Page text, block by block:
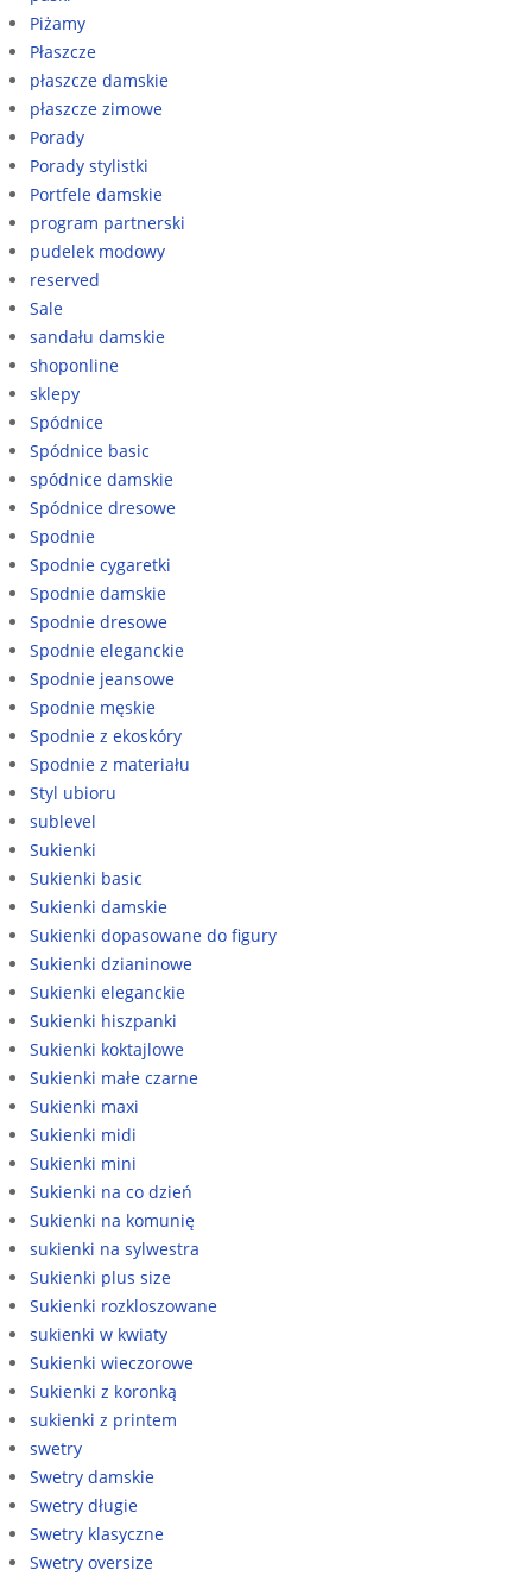
Piżamy
Płaszcze
płaszcze damskie
płaszcze zimowe
Porady
Porady stylistki
Portfele damskie
program partnerski
pudelek modowy
reserved
Sale
sandału damskie
shoponline
sklepy
Spódnice
Spódnice basic
spódnice damskie
Spódnice dresowe
Spodnie
Spodnie cygaretki
Spodnie damskie
Spodnie dresowe
Spodnie eleganckie
Spodnie jeansowe
Spodnie męskie
Spodnie z ekoskóry
Spodnie z materiału
Styl ubioru
sublevel
Sukienki
Sukienki basic
Sukienki damskie
Sukienki dopasowane do figury
Sukienki dzianinowe
Sukienki eleganckie
Sukienki hiszpanki
Sukienki koktajlowe
Sukienki małe czarne
Sukienki maxi
Sukienki midi
Sukienki mini
Sukienki na co dzień
Sukienki na komunię
sukienki na sylwestra
Sukienki plus size
Sukienki rozkloszowane
sukienki w kwiaty
Sukienki wieczorowe
Sukienki z koronką
sukienki z printem
swetry
Swetry damskie
Swetry długie
Swetry klasyczne
Swetry oversize